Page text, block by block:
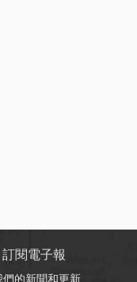
訂閱電子報
們的新聞和更新